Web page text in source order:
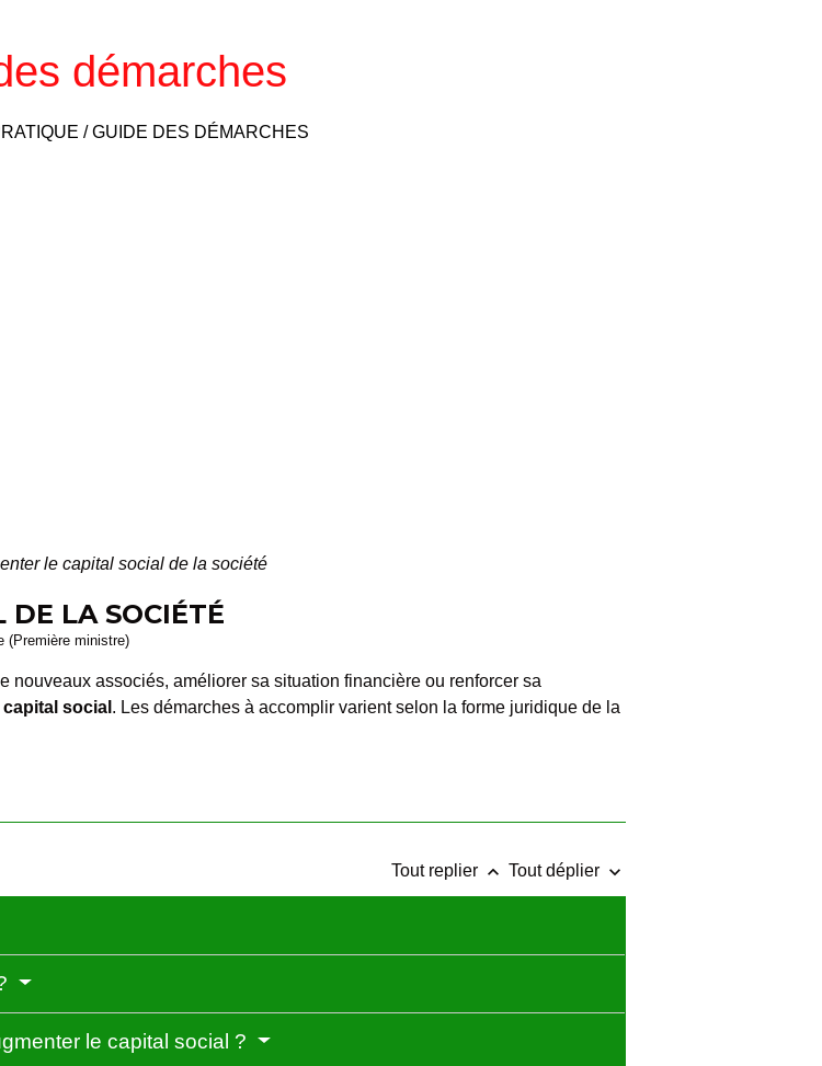
démarches
/GUIDE DES DÉMARCHES
le capital social de la société
DE LA SOCIÉTÉ
(Première ministre)
nouveaux associés, améliorer sa situation financière ou renforcer sa
social . Les démarches à accomplir varient selon la forme juridique de la
Tout replier keyboard_arrow_up Tout déplier keyboard_arrow_down
le capital social ?